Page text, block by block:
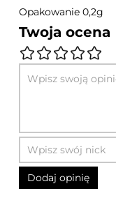
Opakowanie 0,2g
Twoja ocena